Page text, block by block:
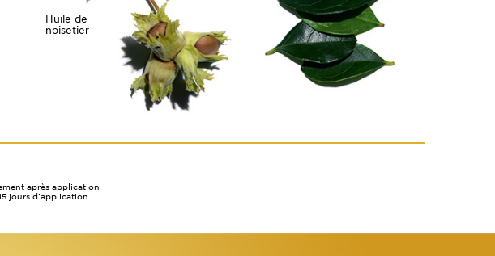
Huile de
noisetier
après application
jours d’application